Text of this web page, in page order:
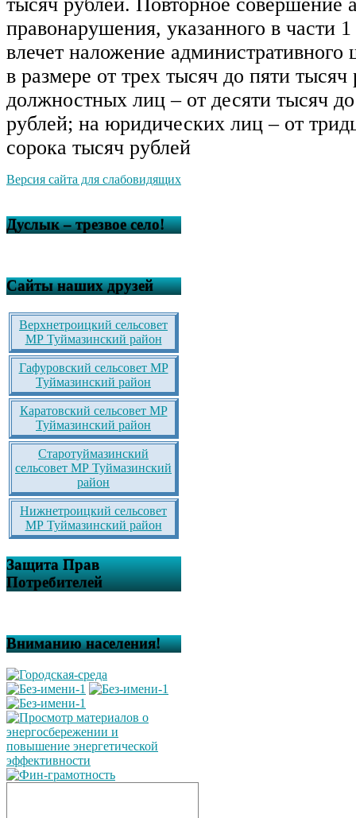
правонарушения, указанного в части
влечет наложение
в размере от трех тысяч до пяти тысяч
должностных лиц – от десяти тысяч
рублей; на юридических лиц – от
сорока тысяч рублей
Версия сайта для слабовидящих
Дуслык – трезвое село!
Сайты наших друзей
Верхнетроицкий сельсовет
МР Туймазинский район
Гафуровский сельсовет МР
Туймазинский район
Каратовский сельсовет МР
Туймазинский район
Старотуймазинский
сельсовет МР Туймазинский
район
Нижнетроицкий сельсовет
МР Туймазинский район
Защита Прав
Потребителей
Вниманию населения!